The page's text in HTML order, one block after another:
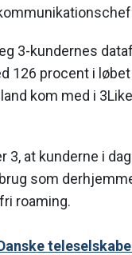
3-kundernes
126 procent i
kom med i
3, at kunderne i
som
roaming.